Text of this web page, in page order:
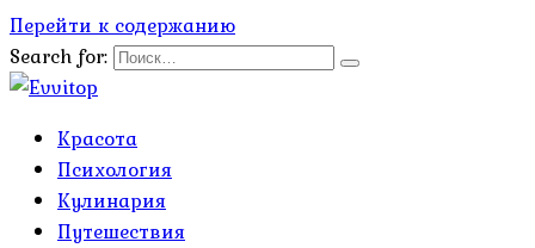
Перейти к содержанию
Search for:
Красота
Психология
Кулинария
Путешествия